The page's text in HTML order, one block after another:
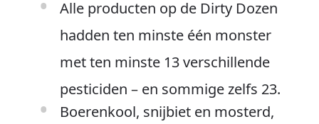
Alle producten op de Dirty Dozen
hadden ten minste één monster
met ten minste 13 verschillende
pesticiden – en sommige zelfs 23.
Boerenkool, snijbiet en mosterd,